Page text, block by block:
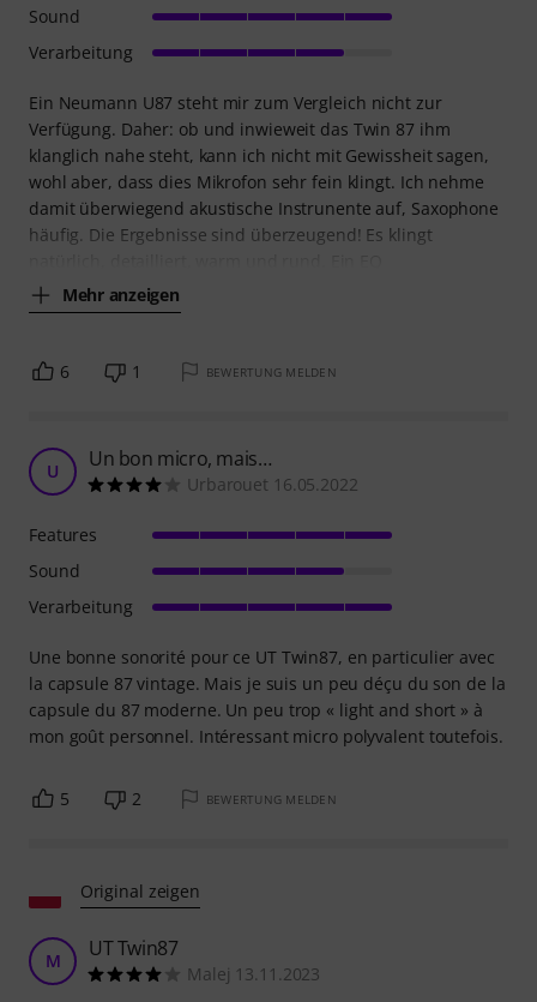
Ein Neumann U87 steht mir zum Vergleich nicht zur
Verfügung. Daher: ob und inwieweit das Twin 87 ihm
klanglich nahe steht, kann ich nicht mit Gewissheit sagen,
wohl aber, dass dies Mikrofon sehr fein klingt. Ich nehme
damit überwiegend akustische Instrunente auf, Saxophone
häufig. Die Ergebnisse sind überzeugend! Es klingt
Mehr anzeigen
Sound
Verarbeitung
6 1 BEWERTUNG MELDEN
U Un bon micro, mais…
Urbarouet 16.05.2022
Une bonne sonorité pour ce UT Twin87, en particulier avec
la capsule 87 vintage. Mais je suis un peu déçu du son de la
capsule du 87 moderne. Un peu trop « light and short » à
mon goût personnel. Intéressant micro polyvalent toutefois.
Features
Sound
Verarbeitung
5 2 BEWERTUNG MELDEN
Original zeigen
M UT Twin87
Malej 13.11.2023